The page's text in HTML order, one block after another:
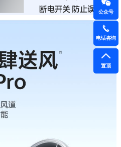
公众号
电话咨询
置顶